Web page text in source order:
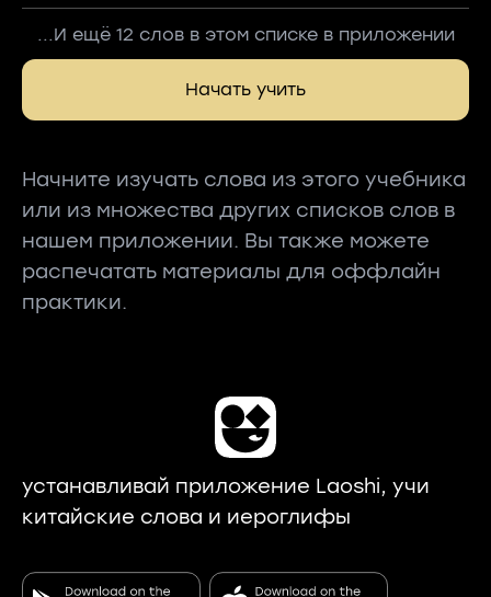
...И ещё 12 слов в этом списке в приложении
Начать учить
Начните изучать слова из этого учебника
или из множества других списков слов в
нашем приложении. Вы также можете
распечатать материалы для оффлайн
практики.
устанавливай приложение Laoshi, учи
китайские слова и иероглифы